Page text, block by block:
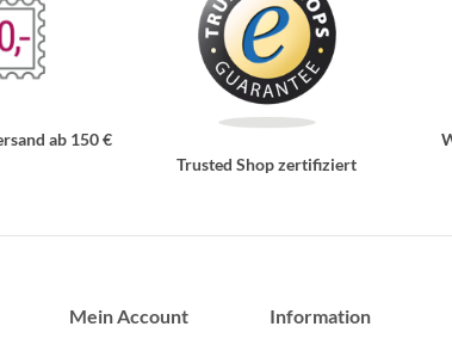
ab 150 €
Trusted Shop zertifiziert
Mein Account Information